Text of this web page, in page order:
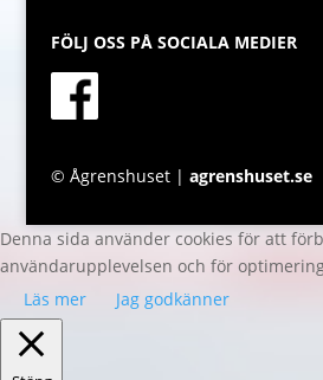
FÖLJ OSS PÅ SOCIALA MEDIER
© Ågrenshuset | agrenshuset.se
Denna sida använder cookies för att
användarupplevelsen och för
Läs mer
Jag godkänner